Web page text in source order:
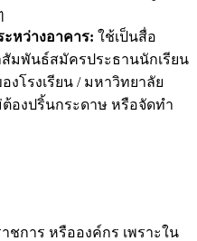
ะหว่างอาคาร: ใช้เป็นสื่อ
มพันธ์สมัครประธานนักเรียน
โรงเรียน / มหาวิทยาลัย
ต้องปริ้นกระดาษ หรือจัดทำ
ชการ หรือองค์กร เพราะใน